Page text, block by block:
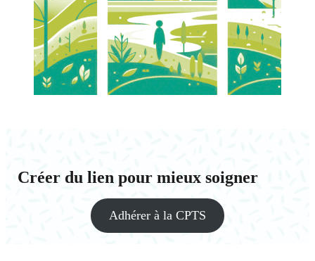
Créer du lien pour mieux soigner
Adhérer à la CPTS